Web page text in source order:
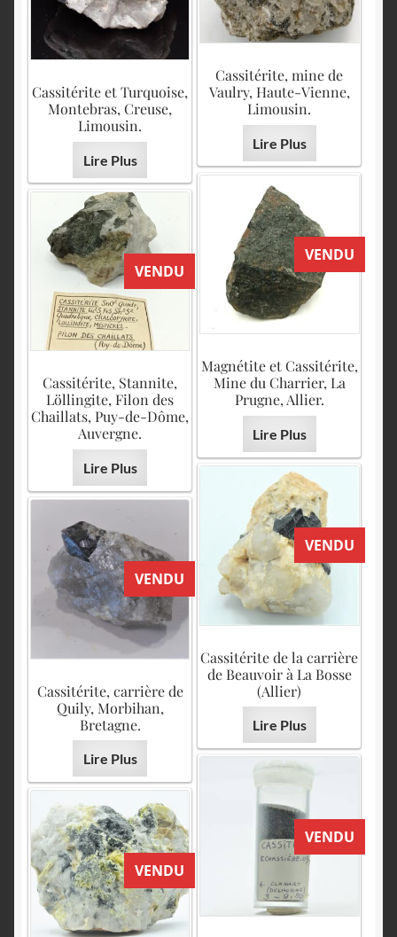
Cassitérite, mine de
Vaulry, Haute-Vienne,
Limousin.
Lire Plus
Cassitérite et Turquoise,
Montebras, Creuse,
Limousin.
Lire Plus
VENDU
Magnétite et Cassitérite,
Mine du Charrier, La
Prugne, Allier.
Lire Plus
VENDU
Cassitérite, Stannite,
Löllingite, Filon des
Chaillats, Puy-de-Dôme,
Auvergne.
Lire Plus
VENDU
Cassitérite de la carrière
de Beauvoir à La Bosse
(Allier)
Lire Plus
VENDU
Cassitérite, carrière de
Quily, Morbihan,
Bretagne.
Lire Plus
VENDU
VENDU